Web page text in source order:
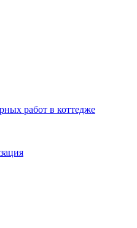
работ в коттедже